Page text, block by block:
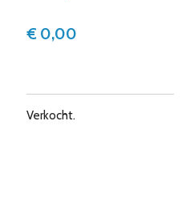
€ 0,00
Verkocht.